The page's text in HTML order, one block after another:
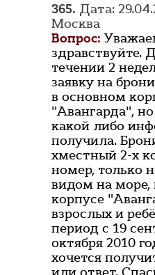
365. Дата:
Москва
Вопрос:
здравствуйте.
течении 2
заявку на
в основном
"Авангарда",
какой либо
получила.
хместный 2-х
номер, только
видом на море,
корпусе
взрослых и
период с 19
октября 2010
хочется